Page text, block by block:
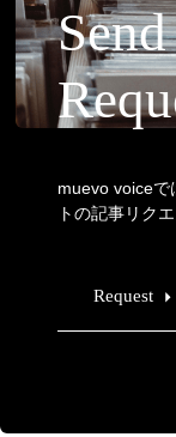
muevo voiceで
トの記事リク
Request